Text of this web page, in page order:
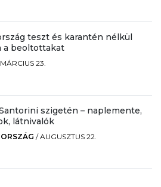
teszt és karantén nélkül
a beoltottakat
MÁRCIUS 23.
szigetén – naplemente,
látnivalók
/AUGUSZTUS 22.